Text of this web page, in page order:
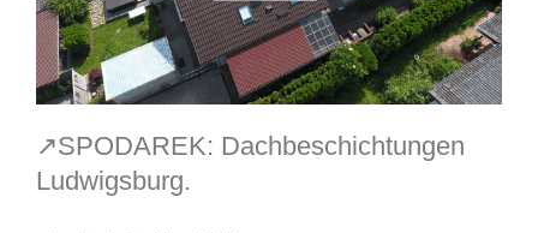
↗️SPODAREK: Dachbeschichtungen
Ludwigsburg.